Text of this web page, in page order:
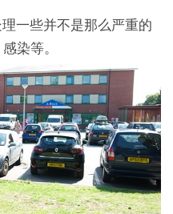
一些并不是那么严重的
染等。